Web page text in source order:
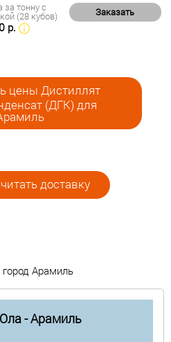
за тонну с
(28 кубов)
0 р.
Заказать
цены Дистиллят
(ДГК) для
доставку
город Арамиль
- Арамиль